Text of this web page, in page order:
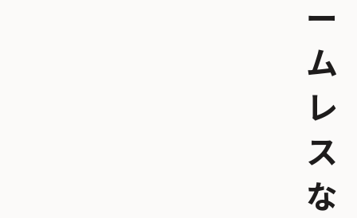
ー
ム
レ
ス
な